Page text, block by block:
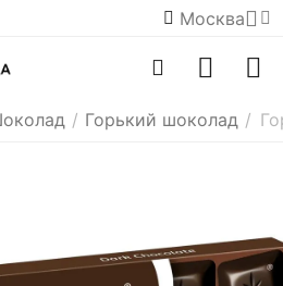
Москва
/ Горький шоколад /